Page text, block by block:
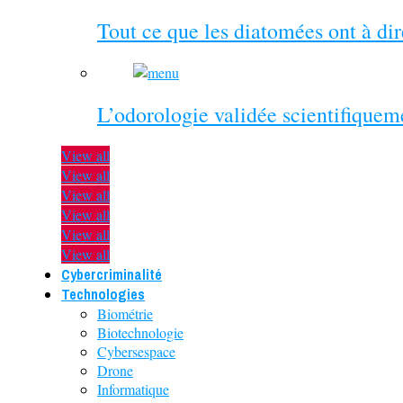
Tout ce que les diatomées ont à
L’odorologie validée
View all
View all
View all
View all
View all
View all
Cybercriminalité
Technologies
Biométrie
Biotechnologie
Cybersespace
Drone
Informatique